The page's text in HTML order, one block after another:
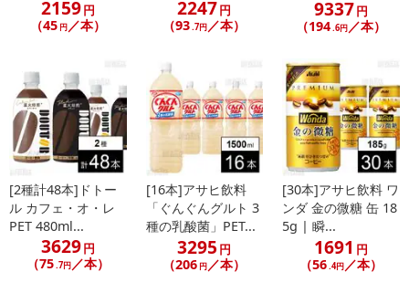
2159円
（45 円／本）
2247円
（93.7円／本）
9337円
（194.6円／本）
[2種計48本]ドトー
ル カフェ・オ・レ
PET 480ml...
3629円
（75 .7円／本）
[16本]アサヒ飲料
「ぐんぐんグルト 3
種の乳酸菌」PET...
3295 円
（206 円 ／本）
[30本]アサヒ飲料 ワ
ンダ 金の微糖 缶 18
5g | 瞬...
1691 円
（56 .4円 ／本）